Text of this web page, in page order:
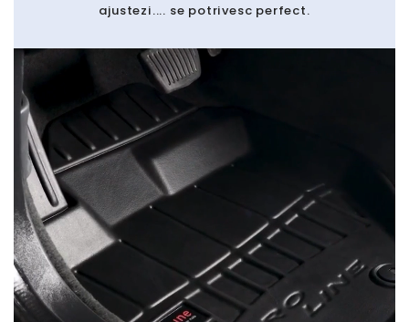
ajustezi.... se potrivesc perfect.